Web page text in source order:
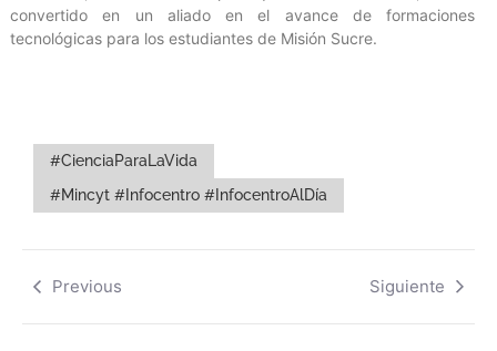
convertido en un aliado en el avance de formaciones
tecnológicas para los estudiantes de Misión Sucre.
#CienciaParaLaVida
#Mincyt #Infocentro #InfocentroAlDía
Previous Siguiente